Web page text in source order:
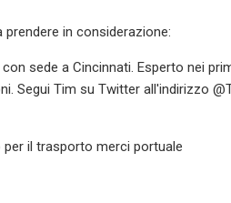
in considerazione:
sede a Cincinnati. Esperto nei
Segui Tim su Twitter all'indirizzo
il trasporto merci portuale